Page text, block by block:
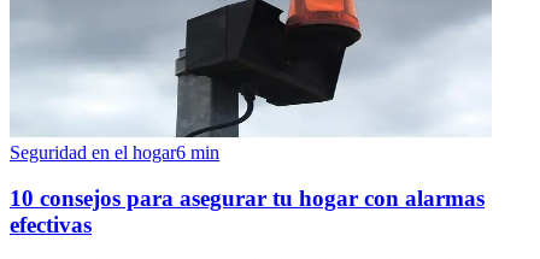
Seguridad en el hogar6 min
10 consejos para asegurar tu hogar con alarmas
efectivas